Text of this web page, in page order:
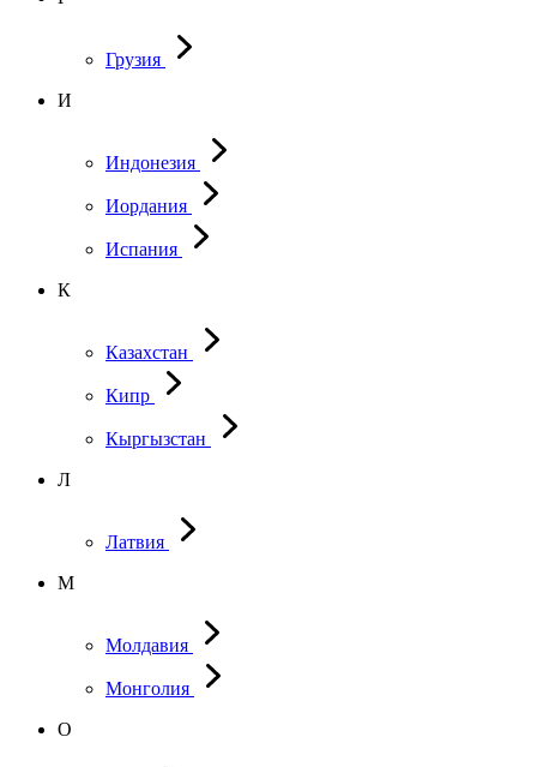
Грузия
И
Индонезия
Иордания
Испания
К
Казахстан
Кипр
Кыргызстан
Л
Латвия
М
Молдавия
Монголия
О